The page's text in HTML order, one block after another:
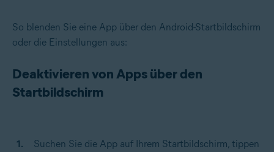
So blenden Sie eine App über den Android-Startbildschirm
oder die Einstellungen aus:
Deaktivieren von Apps über den
Startbildschirm
Suchen Sie die App auf Ihrem Startbildschirm, tippen